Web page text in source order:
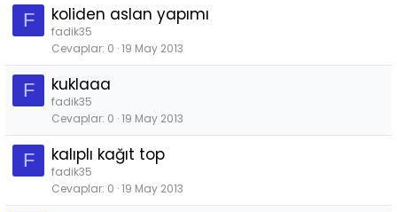
F koliden aslan yapımı
fadik35
Cevaplar 0 19 May 2013
F kuklaaa
fadik35
Cevaplar 0 19 May 2013
F kalıplı kağıt top
fadik35
Cevaplar 0 19 May 2013